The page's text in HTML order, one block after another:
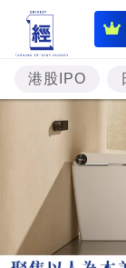
即
時
財
經
樓
港股IPO